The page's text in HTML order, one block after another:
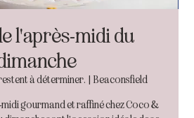
l'après-midi du
à déterminer.
  |
Beaconsfield
gourmand et raffiné chez Coco &